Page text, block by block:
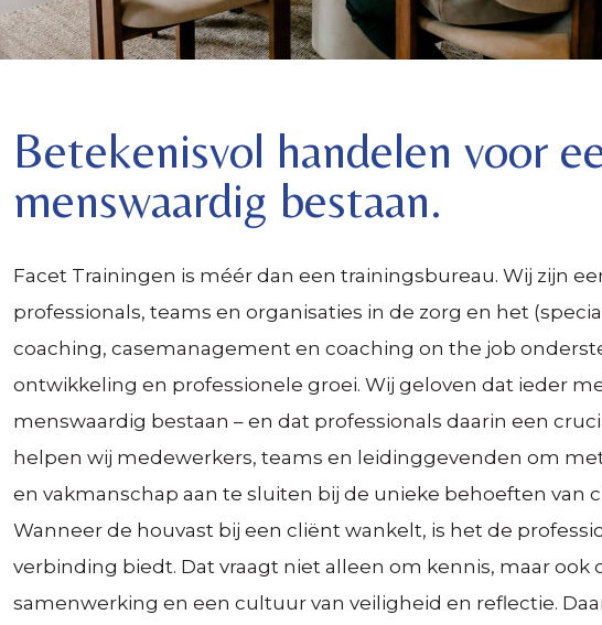
Betekenisvol handelen voor
menswaardig bestaan.
Facet Trainingen is méér dan een trainingsbureau. Wij zijn
professionals, teams en organisaties in de zorg en het
coaching, casemanagement en coaching on the job
ontwikkeling en professionele groei. Wij geloven dat ieder
menswaardig bestaan – en dat professionals daarin een
helpen wij medewerkers, teams en leidinggevenden om
en vakmanschap aan te sluiten bij de unieke behoeften van
Wanneer de houvast bij een cliënt wankelt, is het de
verbinding biedt. Dat vraagt niet alleen om kennis, maar ook
samenwerking en een cultuur van veiligheid en reflectie.